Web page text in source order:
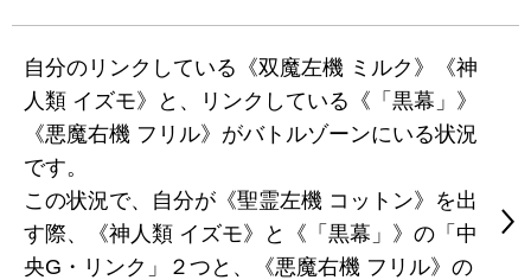
自分のリンクしている《双魔左機 ミルク》《神
人類 イズモ》と、リンクしている《「黒幕」》
《悪魔右機 フリル》がバトルゾーンにいる状況
です。
この状況で、自分が《聖霊左機 コットン》を出
す際、《神人類 イズモ》と《「黒幕」》の「中
央G・リンク」２つと、《悪魔右機 フリル》の